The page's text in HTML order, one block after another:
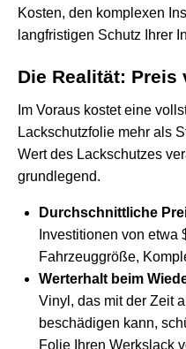
Kosten, den komplexen
langfristigen Schutz Ihrer
Die Realität: Preis
Im Voraus kostet eine
Lackschutzfolie mehr als
Wert des Lackschutzes
grundlegend.
Durchschnittliche
Investitionen von etwa
Fahrzeuggröße,
Werterhalt beim
Vinyl, das mit der Zeit
beschädigen kann,
Folie Ihren Werkslack